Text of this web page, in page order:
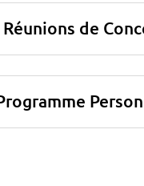
Réunions de